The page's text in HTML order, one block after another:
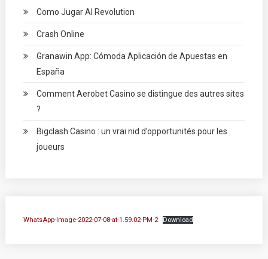
Como Jugar Al Revolution
Crash Online
Granawin App: Cómoda Aplicación de Apuestas en
España
Comment Aerobet Casino se distingue des autres sites
?
Bigclash Casino : un vrai nid d’opportunités pour les
joueurs
WhatsApp-Image-2022-07-08-at-1.59.02-PM-2 Download